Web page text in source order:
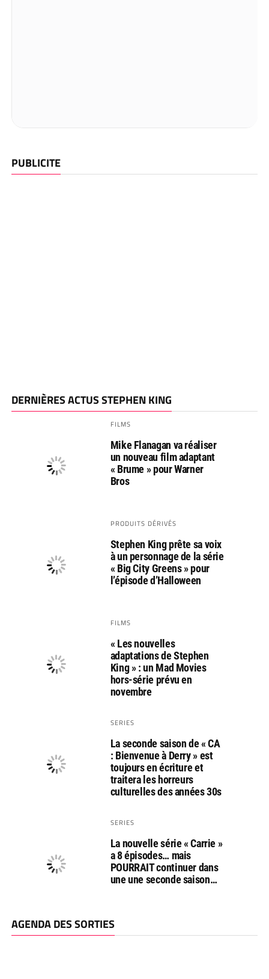
PUBLICITE
DERNIÈRES ACTUS STEPHEN KING
FILMS
Mike Flanagan va réaliser
un nouveau film adaptant
« Brume » pour Warner
Bros
PRODUITS DÉRIVÉS
Stephen King prête sa voix
à un personnage de la série
« Big City Greens » pour
l’épisode d’Halloween
FILMS
« Les nouvelles
adaptations de Stephen
King » : un Mad Movies
hors-série prévu en
novembre
SERIES
La seconde saison de « CA
: Bienvenue à Derry » est
toujours en écriture et
traitera les horreurs
culturelles des années 30s
SERIES
La nouvelle série « Carrie »
a 8 épisodes… mais
POURRAIT continuer dans
une une seconde saison…
AGENDA DES SORTIES